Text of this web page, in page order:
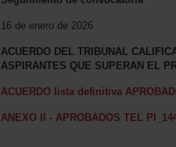
16 de enero de 2026
ACUERDO DEL TRIBUNAL
ASPIRANTES QUE SUPERAN EL
ACUERDO lista definitiva
ANEXO II - APROBADOS TEL